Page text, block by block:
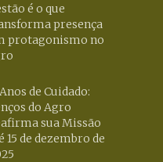
é o que
presença
protagonismo no
Anos de Cuidado:
do Agro
sua Missão
15 de dezembro de